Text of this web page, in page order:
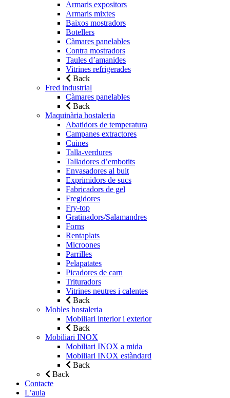
Armaris expositors
Armaris mixtes
Baixos mostradors
Botellers
Càmares panelables
Contra mostradors
Taules d’amanides
Vitrines refrigerades
Back
Fred industrial
Càmares panelables
Back
Maquinària hostaleria
Abatidors de temperatura
Campanes extractores
Cuines
Talla-verdures
Talladores d’embotits
Envasadores al buit
Exprimidors de sucs
Fabricadors de gel
Fregidores
Fry-top
Gratinadors/Salamandres
Forns
Rentaplats
Microones
Parrilles
Pelapatates
Picadores de carn
Trituradors
Vitrines neutres i calentes
Back
Mobles hostaleria
Mobiliari interior i exterior
Back
Mobiliari INOX
Mobiliari INOX a mida
Mobiliari INOX estàndard
Back
Back
Contacte
L’aula